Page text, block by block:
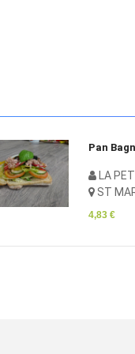
Pan Bagnat
LA
ST
4,83 €